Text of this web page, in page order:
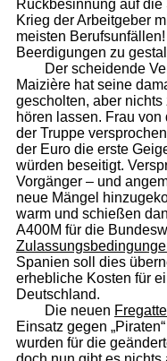
Rückbesinnung auf
Krieg der Arbeitgeber
meisten
Beerdigungen zu
Der scheidende
Maizière hat seine
gescholten, aber
hören lassen. Frau
der Truppe
der Euro die erste
würden beseitigt.
Vorgänger – und
neue Mängel
warm und schießen
A400M für die
Spanien soll dies
erhebliche Kosten für
Deutschland.
Die neuen
Einsatz gegen
wurden für die